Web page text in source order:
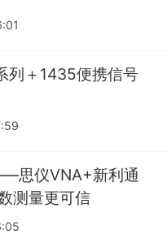
列＋1435便携信号
思仪VNA+新利通
测量更可信